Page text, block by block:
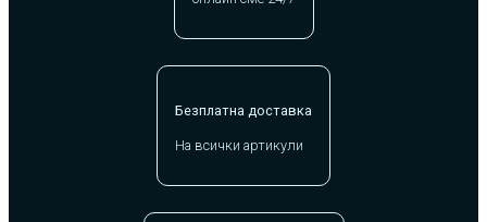
Безплатна доставка
На всички артикули